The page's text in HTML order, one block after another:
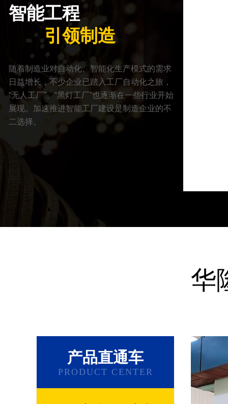
智能工程
引领制造
随着制造业对自动化、智能化生产模式的需求
日益增长，不少企业已踏入工厂自动化之旅，
“无人工厂”、“黑灯工厂”也逐渐在一些行业开始
展现。加速推进智能工厂建设是制造企业的不
二选择。
华
产品直通车
PRODUCT CENTER